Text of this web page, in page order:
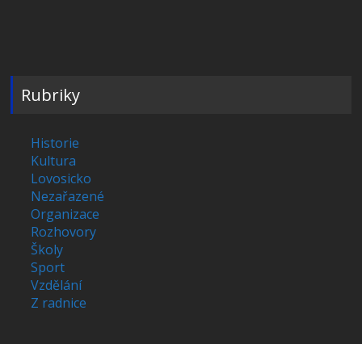
Rubriky
Historie
Kultura
Lovosicko
Nezařazené
Organizace
Rozhovory
Školy
Sport
Vzdělání
Z radnice